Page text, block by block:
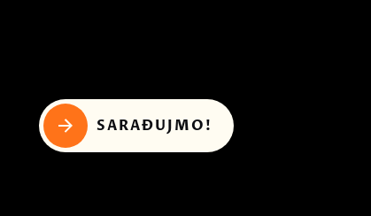
SARAĐUJMO!